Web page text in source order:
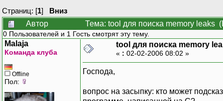
Страниц: [1] Вниз
Автор
Тема: tool для поиска memory leaks
0 Пользователей и 1 Гость смотрят эту тему.
Malaja
Команда клуба
Offline
Пол:
tool для поиска memory
« : 02-02-2006 08:02 »
Господа,
вопрос на засыпку: кто может